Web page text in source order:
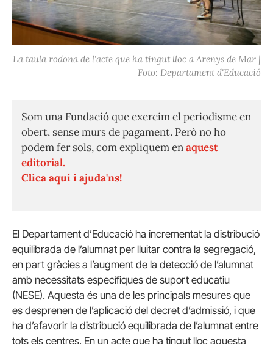
La taula rodona de l'acte que ha tingut lloc a Arenys de Mar |
Foto: Departament d'Educació
Som una Fundació que exercim el periodisme en
obert, sense murs de pagament. Però no ho
podem fer sols, com expliquem enaquest
editorial.
Clica aquí i ajuda'ns!
El Departament d’Educació ha incrementat la distribució
equilibrada de l’alumnat per lluitar contra la segregació,
en part gràcies a l’augment de la detecció de l’alumnat
amb necessitats específiques de suport educatiu
(NESE). Aquesta és una de les principals mesures que
es desprenen de l’aplicació del decret d’admissió, i que
ha d’afavorir la distribució equilibrada de l’alumnat entre
tots els centres. En un acte que ha tingut lloc aquesta